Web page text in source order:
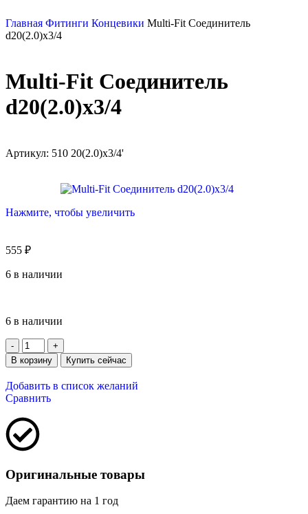
Главная Фитинги Концевики Multi-Fit Соединитель
d20(2.0)х3/4
Multi-Fit Соединитель
d20(2.0)х3/4
Артикул: 510 20(2.0)x3/4'
Нажмите, чтобы увеличить
555 ₽
6 в наличии
6 в наличии
В корзину Купить сейчас
Добавить в список желаний
Сравнить
Оригинальные товары
Даем гарантию на 1 год